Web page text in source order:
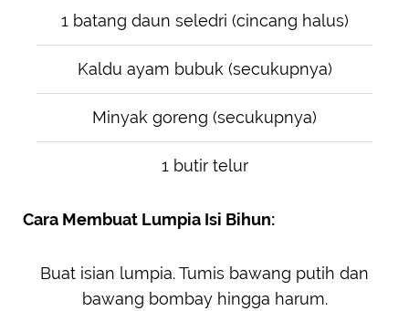
1 batang daun seledri (cincang halus)
Kaldu ayam bubuk (secukupnya)
Minyak goreng (secukupnya)
1 butir telur
Cara Membuat Lumpia Isi Bihun:
Buat isian lumpia. Tumis bawang putih dan
bawang bombay hingga harum.